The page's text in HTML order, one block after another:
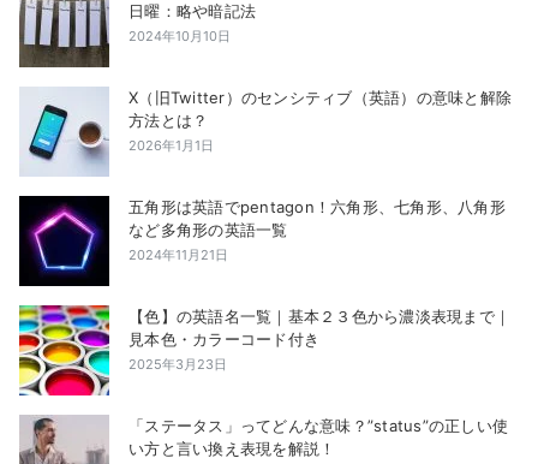
日曜：略や暗記法
2024年10月10日
X（旧Twitter）のセンシティブ（英語）の意味と解除
方法とは？
2026年1月1日
五角形は英語でpentagon！六角形、七角形、八角形
など多角形の英語一覧
2024年11月21日
【色】の英語名一覧｜基本２３色から濃淡表現まで｜
見本色・カラーコード付き
2025年3月23日
「ステータス」ってどんな意味？”status”の正しい使
い方と言い換え表現を解説！